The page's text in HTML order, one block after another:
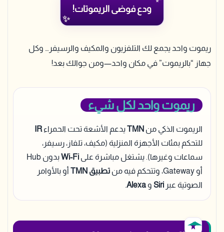
ودع فوضى الريموتات!
ريموت واحد يجمع لك التلفزيون والمكيف والرسيفر… وكل
جهاز “بالريموت” في مكان واحد—ومن جوالك بعد!
ريموت واحد لكل شيء
الريموت الذكي من TMNيدعم الأشعة تحت الحمراء IR
للتحكم بمئات الأجهزة المنزلية (مكيف، تلفاز، رسيفر،
سماعات وغيرها). يشتغل مباشرة على Wi-Fi
بدون Hub
أو Gateway، وتتحكم فيه من
تطبيق TMN
أو بالأوامر
الصوتية عبر Siri و Alexa
.